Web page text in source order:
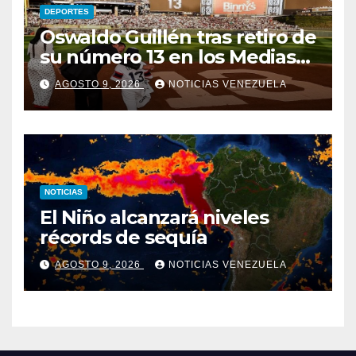
DEPORTES
Oswaldo Guillén tras retiro de
su número 13 en los Medias
Blancas: «Cumplí mis
sueños»
AGOSTO 9, 2026 NOTICIAS VENEZUELA
NOTICIAS
El Niño alcanzará niveles
récords de sequía
AGOSTO 9, 2026 NOTICIAS VENEZUELA